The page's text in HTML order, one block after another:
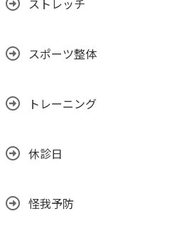
ストレッチ
スポーツ整体
トレーニング
休診日
怪我予防